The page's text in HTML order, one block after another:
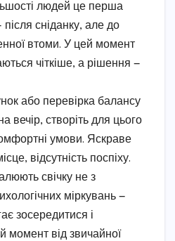
людей це перша
сніданку, але до
втоми. У цей момент
чіткіше, а рішення —
або перевірка балансу
вечір, створіть для цього
умови. Яскраве
відсутність поспіху.
свічку не з
міркувань —
зосередитися і
момент від звичайної